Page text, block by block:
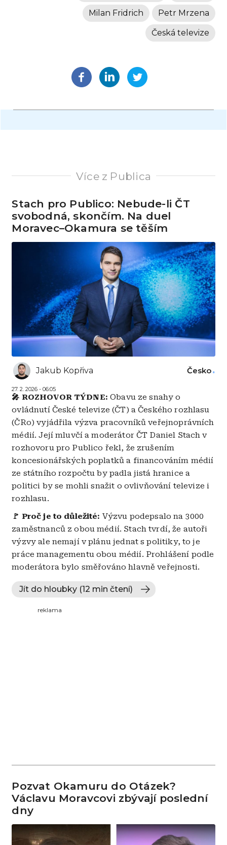
Petr Mrzena
Milan Fridrich
Česká televize
Více z Publica
Stach pro Publico: Nebude-li ČT
svobodná, skončím. Na duel
Moravec–Okamura se těším
Jakub Kopřiva
27. 2. 2026 - 06:05
Česko
🎤 ROZHOVOR TÝDNE:Obavu ze snahy o
ovládnutí České televize (ČT) a Českého rozhlasu
(ČRo) vyjádřila výzva pracovníků veřejnoprávních
médií. Její mluvčí a moderátor ČT Daniel Stach v
rozhovoru pro Publico řekl, že zrušením
koncesionářských poplatků a financováním médií
ze státního rozpočtu by padla jistá hranice a
politici by se mohli snažit o ovlivňování televize i
rozhlasu.
🚩 Proč je to důležité: Výzvu podepsalo na 3000
zaměstnanců z obou médií. Stach tvrdí, že autoři
výzvy ale nemají v plánu jednat s politiky, to je
práce managementu obou médií. Prohlášení podle
moderátora bylo směřováno hlavně veřejnosti.
Jít do hloubky (12 min čtení)
reklama
Pozvat Okamuru do Otázek?
Václavu Moravcovi zbývají poslední
dny